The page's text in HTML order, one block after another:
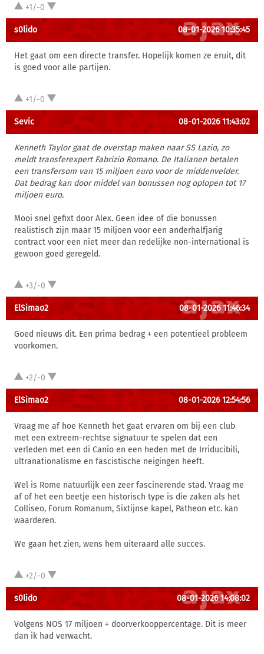
+1/-0
s0lido 08-01-2026 10:35:45
Het gaat om een directe transfer. Hopelijk komen ze eruit, dit
is goed voor alle partijen.
+1/-0
Sevic 08-01-2026 11:43:02
Kenneth Taylor gaat de overstap maken naar SS Lazio, zo
meldt transferexpert Fabrizio Romano. De Italianen betalen
een transfersom van 15 miljoen euro voor de middenvelder.
Dat bedrag kan door middel van bonussen nog oplopen tot 17
miljoen euro.
Mooi snel gefixt door Alex. Geen idee of die bonussen
realistisch zijn maar 15 miljoen voor een anderhalfjarig
contract voor een niet meer dan redelijke non-international is
gewoon goed geregeld.
+3/-0
ElSimao2 08-01-2026 11:46:34
Goed nieuws dit. Een prima bedrag + een potentieel probleem
voorkomen.
+2/-0
ElSimao2 08-01-2026 12:54:56
Vraag me af hoe Kenneth het gaat ervaren om bij een club
met een extreem-rechtse signatuur te spelen dat een
verleden met een di Canio en een heden met de Irriducibili,
ultranationalisme en fascistische neigingen heeft.
Wel is Rome natuurlijk een zeer fascinerende stad. Vraag me
af of het een beetje een historisch type is die zaken als het
Colliseo, Forum Romanum, Sixtijnse kapel, Patheon etc. kan
waarderen.
We gaan het zien, wens hem uiteraard alle succes.
+2/-0
s0lido 08-01-2026 14:08:02
Volgens NOS 17 miljoen + doorverkooppercentage. Dit is meer
dan ik had verwacht.